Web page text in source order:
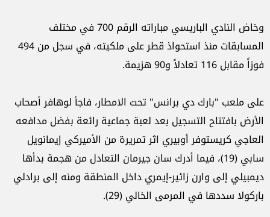
وخاض النادي الباريسي مباراته الرقم 700 في مختلف
المسابقات منذ استحواذ قطر على ملكيته، في سجل من 494
فوزاً مقابل 116 تعادلاً و90 هزيمة.
على ملعب "بارك دي برانس" تحت الامطار، فاجأ لوهافر أصحاب
الأرض بافتتاح التسجيل بعد لعبة جماعية رائعة بفضل مدافعه
العاجي كريستوفر أوبيري اثر تمريرة من الأميركي إيمانويل
سابي (19)، فيما أدرك سان جيرمان التعادل من هجمة بدأها
ديمبيلي إلى وارن زائير-إيمري داخل المنطقة ومنه إلى برادلي
باركولا سددها في المرمى الخالي (29).